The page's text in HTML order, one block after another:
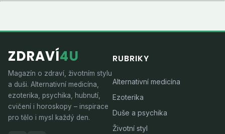
ZDRAVÍ4U
Magazín o zdraví, životním stylu
a duši. Alternativní medicína,
ezoterika, psychika, hubnutí,
cvičení i horoskopy – inspirace
pro tělo i mysl každý den.
RUBRIKY
Alternativní medicína
Ezoterika
Duše a psychika
Životní styl